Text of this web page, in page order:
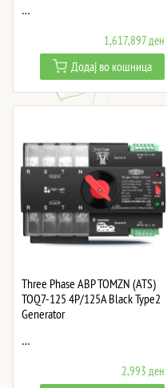
…
1,617,897ден
Додај во кошница
Three Phase АВР TOMZN (ATS)
TOQ7-125 4P/125A Black Type2
Generator
…
2,993 ден